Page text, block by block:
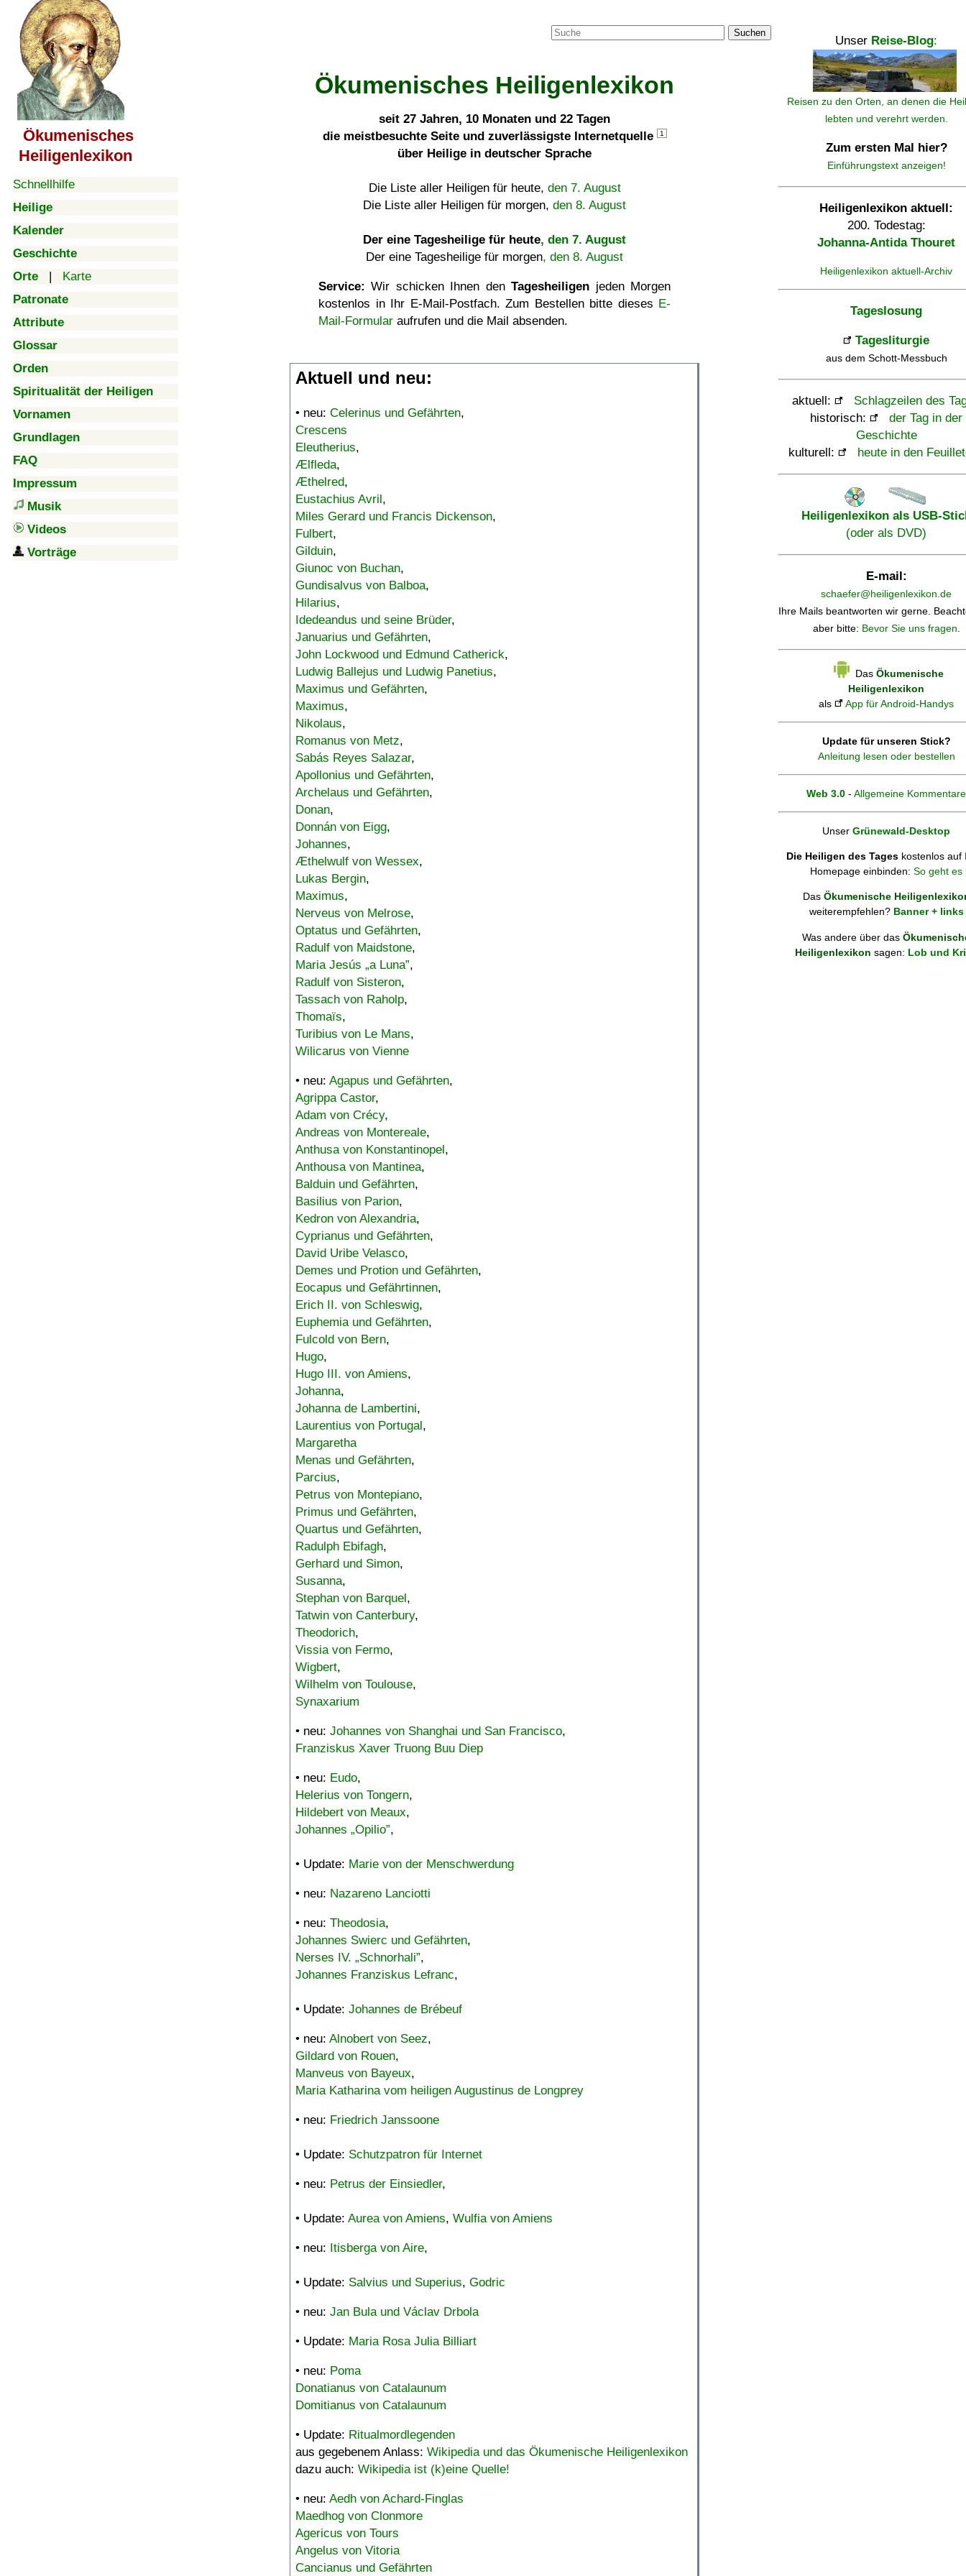
Ökumenisches
Heiligenlexikon
Schnellhilfe
Heilige
Kalender
Geschichte
Orte | Karte
Patronate
Attribute
Glossar
Orden
Spiritualität der Heiligen
Vornamen
Grundlagen
FAQ
Impressum
Musik
Videos
Vorträge
Suchen
Ökumenisches Heiligenlexikon
seit 27 Jahren, 10 Monaten und 22 Tagen
die meistbesuchte Seite und zuverlässigste Internetquelle
1
über Heilige in deutscher Sprache
Die Liste aller Heiligen für heute, den 7. August
Die Liste aller Heiligen für morgen, den 8. August
Der eine Tagesheilige für heute, den 7. August
Der eine Tagesheilige für morgen, den 8. August
Service: Wir schicken Ihnen denTagesheiligen jeden Morgen
kostenlos in Ihr E-Mail-Postfach. Zum Bestellen bitte dieses E-
Mail-Formular aufrufen und die Mail absenden.
Aktuell und neu:
• neu: Celerinus und Gefährten,
Crescens
Eleutherius,
Ælfleda,
Æthelred,
Eustachius Avril,
Miles Gerard und Francis Dickenson,
Fulbert,
Gilduin,
Giunoc von Buchan,
Gundisalvus von Balboa,
Hilarius,
Idedeandus und seine Brüder,
Januarius und Gefährten,
John Lockwood und Edmund Catherick,
Ludwig Ballejus und Ludwig Panetius,
Maximus und Gefährten,
Maximus,
Nikolaus,
Romanus von Metz,
Sabás Reyes Salazar,
Apollonius und Gefährten,
Archelaus und Gefährten,
Donan,
Donnán von Eigg,
Johannes,
Æthelwulf von Wessex,
Lukas Bergin,
Maximus,
Nerveus von Melrose,
Optatus und Gefährten,
Radulf von Maidstone,
Maria Jesús „a Luna”,
Radulf von Sisteron,
Tassach von Raholp,
Thomaïs,
Turibius von Le Mans,
Wilicarus von Vienne
• neu: Agapus und Gefährten,
Agrippa Castor,
Adam von Crécy,
Andreas von Montereale,
Anthusa von Konstantinopel,
Anthousa von Mantinea,
Balduin und Gefährten,
Basilius von Parion,
Kedron von Alexandria,
Cyprianus und Gefährten,
David Uribe Velasco,
Demes und Protion und Gefährten,
Eocapus und Gefährtinnen,
Erich II. von Schleswig,
Euphemia und Gefährten,
Fulcold von Bern,
Hugo,
Hugo III. von Amiens,
Johanna,
Johanna de Lambertini,
Laurentius von Portugal,
Margaretha
Menas und Gefährten,
Parcius,
Petrus von Montepiano,
Primus und Gefährten,
Quartus und Gefährten,
Radulph Ebifagh,
Gerhard und Simon,
Susanna,
Stephan von Barquel,
Tatwin von Canterbury,
Theodorich,
Vissia von Fermo,
Wigbert,
Wilhelm von Toulouse,
Synaxarium
• neu: Johannes von Shanghai und San Francisco,
Franziskus Xaver Truong Buu Diep
• neu: Eudo,
Helerius von Tongern,
Hildebert von Meaux,
Johannes „Opilio”,
• Update: Marie von der Menschwerdung
• neu: Nazareno Lanciotti
• neu: Theodosia,
Johannes Swierc und Gefährten,
Nerses IV. „Schnorhali”,
Johannes Franziskus Lefranc,
• Update: Johannes de Brébeuf
• neu: Alnobert von Seez,
Gildard von Rouen,
Manveus von Bayeux,
Maria Katharina vom heiligen Augustinus de Longprey
• neu: Friedrich Janssoone
• Update: Schutzpatron für Internet
• neu: Petrus der Einsiedler,
• Update: Aurea von Amiens, Wulfia von Amiens
• neu: Itisberga von Aire,
• Update: Salvius und Superius, Godric
• neu: Jan Bula und Václav Drbola
• Update: Maria Rosa Julia Billiart
• neu: Poma
Donatianus von Catalaunum
Domitianus von Catalaunum
• Update: Ritualmordlegenden
aus gegebenem Anlass: Wikipedia und das Ökumenische Heiligenlexikon
dazu auch: Wikipedia ist (k)eine Quelle!
• neu: Aedh von Achard-Finglas
Maedhog von Clonmore
Agericus von Tours
Angelus von Vitoria
Cancianus und Gefährten
Unser Reise-Blog:
Reisen zu den Orten, an denen die
lebten und verehrt werden.
Zum ersten Mal hier?
Einführungstext anzeigen!
Heiligenlexikon aktuell:
200. Todestag:
Johanna-Antida Thouret
Heiligenlexikon aktuell-Archiv
Tageslosung
Tagesliturgie
aus dem Schott-Messbuch
aktuell:
Schlagzeilen des
historisch:
der Tag in der
Geschichte
kulturell:
heute in den
Heiligenlexikon als USB-
(oder als DVD)
E-mail:
schaefer@heiligenlexikon.de
Ihre Mails beantworten wir gerne.
aber bitte: Bevor Sie uns fragen.
Das Ökumenische
Heiligenlexikon
als
App für Android-Handys
Update für unseren Stick?
Anleitung lesen oder bestellen
Web 3.0 - Allgemeine Kommentare
Unser Grünewald-Desktop
Die Heiligen des Tages kostenlos auf
Homepage einbinden: So geht es
Das Ökumenische
weiterempfehlen? Banner + links
Was andere über das
Heiligenlexikon sagen: Lob und